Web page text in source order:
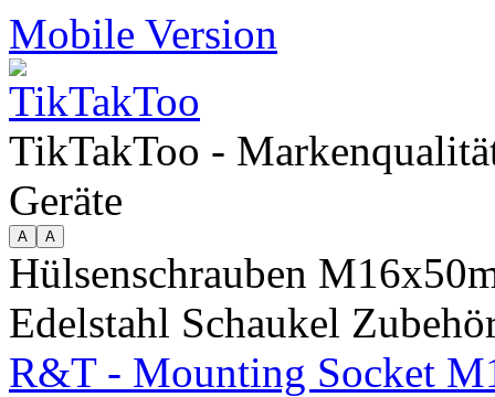
Mobile Version
TikTakToo -
Geräte
Hülsenschrauben
Edelstahl Schaukel
R&T - Mounting Socket